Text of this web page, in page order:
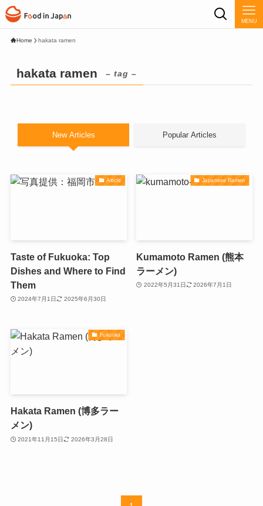
MENU
Home hakata ramen
hakata ramen – tag –
New Articles Popular Articles
Article
Taste of Fukuoka: Top
Dishes and Where to Find
Them
2024年7月1日 2025年6月30日
Japanese Ramen
Kumamoto Ramen (熊本
ラーメン)
2022年5月31日 2026年7月1日
Fukuoka
Hakata Ramen (博多ラー
メン)
2021年11月15日 2026年3月28日